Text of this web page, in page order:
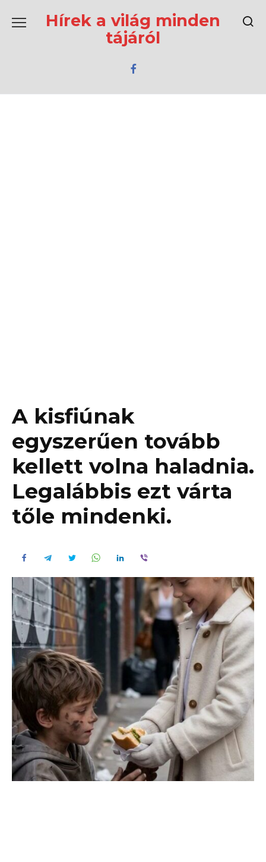
содержаниюHírek a világ minden
tájáról
A kisfiúnak
egyszerűen tovább
kellett volna haladnia.
Legalábbis ezt várta
tőle mindenki.